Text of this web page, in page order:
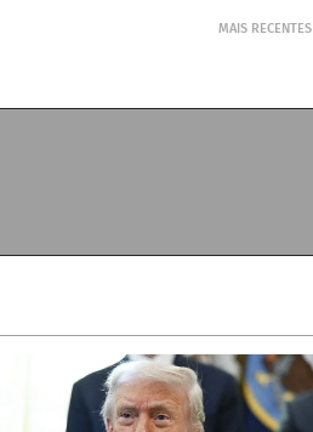
MAIS RECENTES